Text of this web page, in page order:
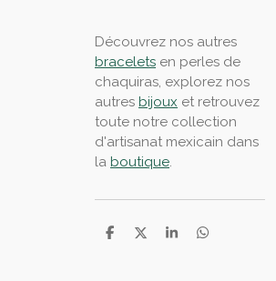
Découvrez nos autres
bracelets en perles de
chaquiras, explorez nos
autres bijoux et retrouvez
toute notre collection
d'artisanat mexicain dans
la boutique.
P
P
P
P